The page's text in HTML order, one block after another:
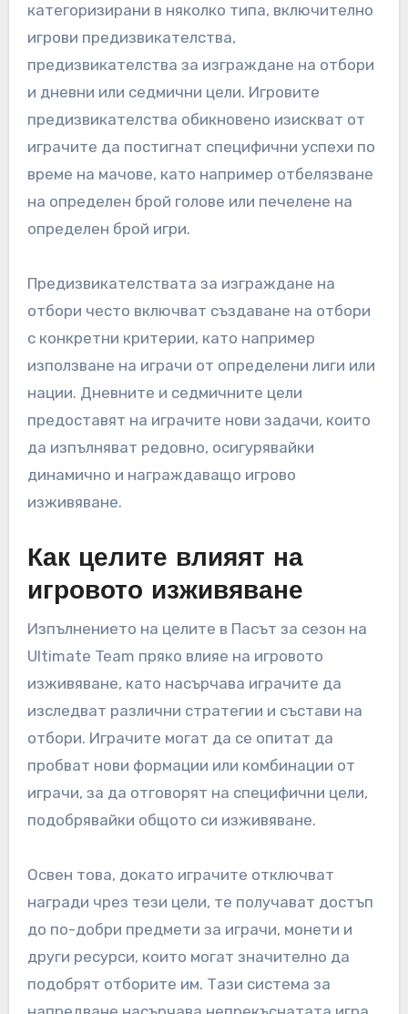
категоризирани в няколко типа, включително
игрови предизвикателства,
предизвикателства за изграждане на отбори
и дневни или седмични цели. Игровите
предизвикателства обикновено изискват от
играчите да постигнат специфични успехи по
време на мачове, като например отбелязване
на определен брой голове или печелене на
определен брой игри.
Предизвикателствата за изграждане на
отбори често включват създаване на отбори
с конкретни критерии, като например
използване на играчи от определени лиги или
нации. Дневните и седмичните цели
предоставят на играчите нови задачи, които
да изпълняват редовно, осигурявайки
динамично и награждаващо игрово
изживяване.
Как целите влияят на
игровото изживяване
Изпълнението на целите в Пасът за сезон на
Ultimate Team пряко влияе на игровото
изживяване, като насърчава играчите да
изследват различни стратегии и състави на
отбори. Играчите могат да се опитат да
пробват нови формации или комбинации от
играчи, за да отговорят на специфични цели,
подобрявайки общото си изживяване.
Освен това, докато играчите отключват
награди чрез тези цели, те получават достъп
до по-добри предмети за играчи, монети и
други ресурси, които могат значително да
подобрят отборите им. Тази система за